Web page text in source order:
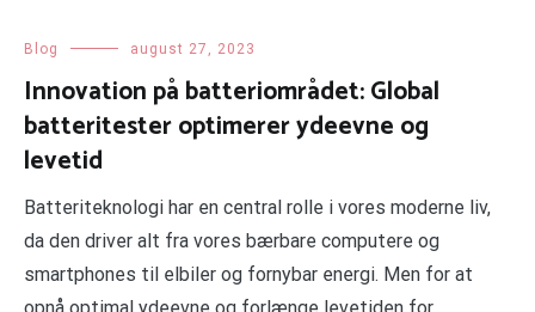
Blog august 27, 2023
Innovation på batteriområdet: Global
batteritester optimerer ydeevne og
levetid
Batteriteknologi har en central rolle i vores moderne liv,
da den driver alt fra vores bærbare computere og
smartphones til elbiler og fornybar energi. Men for at
opnå optimal ydeevne og forlænge levetiden for